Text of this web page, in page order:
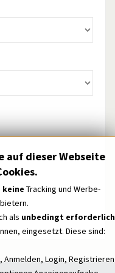
auf dieser Webseite
keine Tracking und Werbe-
als unbedingt erforderlich
eingesetzt. Diese sind:
Login, Registrieren